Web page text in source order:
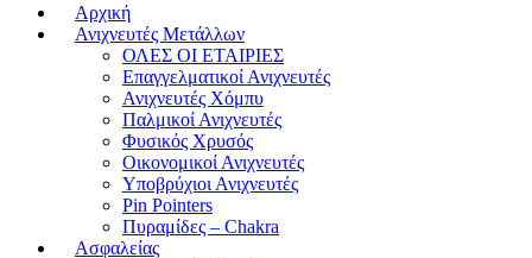
Αρχική
Ανιχνευτές Μετάλλων
ΟΛΕΣ ΟΙ ΕΤΑΙΡΙΕΣ
Επαγγελματικοί Ανιχνευτές
Ανιχνευτές Χόμπυ
Παλμικοί Ανιχνευτές
Φυσικός Χρυσός
Οικονομικοί Ανιχνευτές
Υποβρύχιοι Ανιχνευτές
Pin Pointers
Πυραμίδες – Chakra
Ασφαλείας